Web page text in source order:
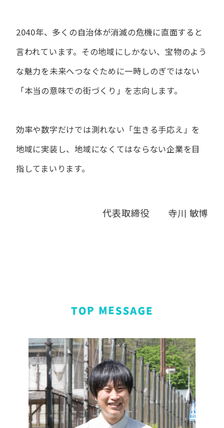
2040年、多くの自治体が消滅の危機に直面すると
言われています。 その地域にしかない、宝物のよう
な魅力を未来へつなぐために一時しのぎではない
「本当の意味での街づくり」を志向します。
効率や数字だけでは測れない「生きる手応え」を
地域に実装し、地域になくてはならない企業を目
指してまいります。
代表取締役 寺川 敏博